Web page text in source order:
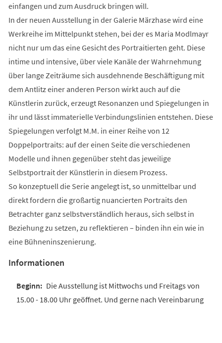
einfangen und zum Ausdruck bringen will.
In der neuen Ausstellung in der Galerie Märzhase wird eine
Werkreihe im Mittelpunkt stehen, bei der es Maria Modlmayr
nicht nur um das eine Gesicht des Portraitierten geht. Diese
intime und intensive, über viele Kanäle der Wahrnehmung
über lange Zeiträume sich ausdehnende Beschäftigung mit
dem Antlitz einer anderen Person wirkt auch auf die
Künstlerin zurück, erzeugt Resonanzen und Spiegelungen in
ihr und lässt immaterielle Verbindungslinien entstehen. Diese
Spiegelungen verfolgt M.M. in einer Reihe von 12
Doppelportraits: auf der einen Seite die verschiedenen
Modelle und ihnen gegenüber steht das jeweilige
Selbstportrait der Künstlerin in diesem Prozess.
So konzeptuell die Serie angelegt ist, so unmittelbar und
direkt fordern die großartig nuancierten Portraits den
Betrachter ganz selbstverständlich heraus, sich selbst in
Beziehung zu setzen, zu reflektieren – binden ihn ein wie in
eine Bühneninszenierung.
Informationen
Die Ausstellung ist Mittwochs und Freitags von
15.00 - 18.00 Uhr geöffnet. Und gerne nach Vereinbarung